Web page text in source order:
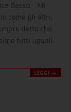
Basso Mi
come gli altri,
detto che
tutti uguali.
LEGGI →